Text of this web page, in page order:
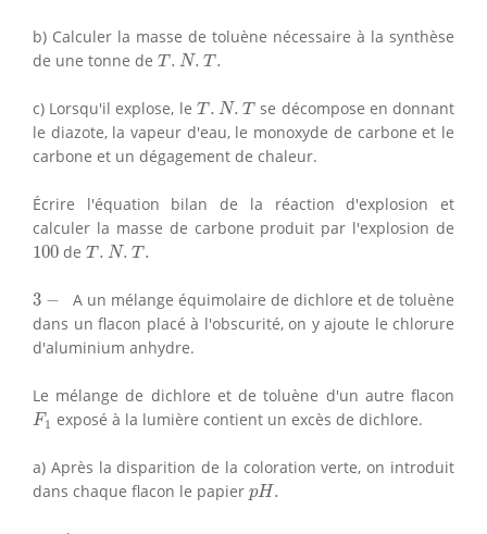
b) Calculer la masse de toluène nécessaire à la synthèse
de une tonne de T . N. T.
T. N.T .
c) Lorsqu'il explose, le T . N. T
T. N.T
se décompose en donnant
le diazote, la vapeur d'eau, le monoxyde de carbone et le
carbone et un dégagement de chaleur.
Écrire l'équation bilan de la réaction d'explosion et
calculer la masse de carbone produit par l'explosion de
100
100de T . N. T.
T. N.T .
3 −
3
A un mélange équimolaire de dichlore et de toluène
dans un flacon placé à l'obscurité, on y ajoute le chlorure
d'aluminium anhydre.
Le mélange de dichlore et de toluène d'un autre flacon
F1
F1 exposé à la lumière contient un excès de dichlore.
a) Après la disparition de la coloration verte, on introduit
dans chaque flacon le papier pH.
pH